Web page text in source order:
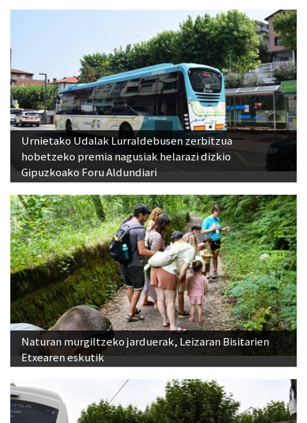
Urnietako Udalak Lurraldebusen zerbitzua
hobetzeko premia nagusiak helarazi dizkio
Gipuzkoako Foru Aldundiari
Naturan murgiltzeko jarduerak, Leizaran Bisitarien
Etxearen eskutik